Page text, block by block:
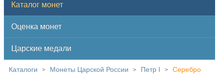
Каталог монет
Оценка монет
Царские медали
Каталоги > Монеты Царской России > Петр I > Серебро